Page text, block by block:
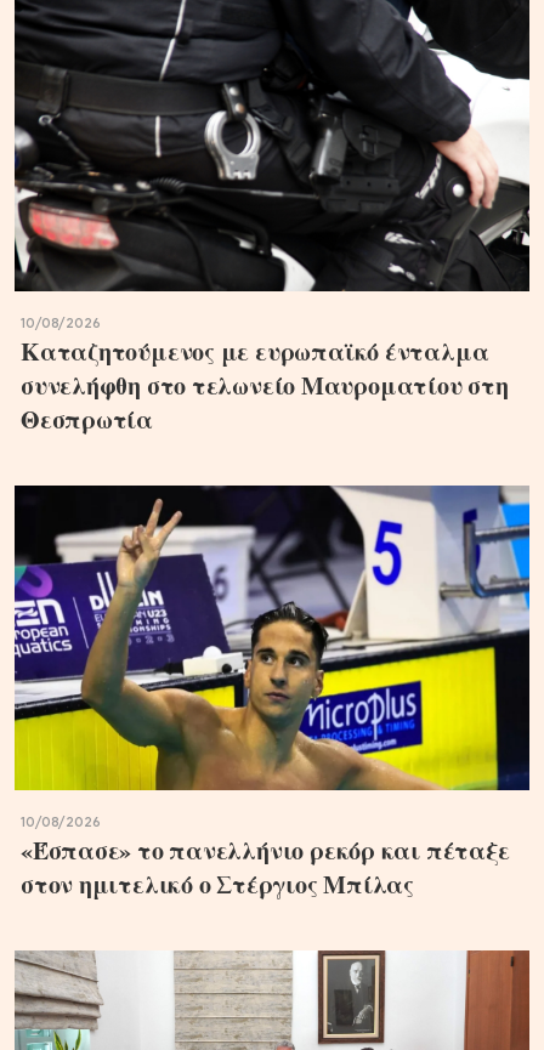
10/08/2026
Καταζητούμενος με ευρωπαϊκό ένταλμα
συνελήφθη στο τελωνείο Μαυροματίου στη
Θεσπρωτία
10/08/2026
«Έσπασε» το πανελλήνιο ρεκόρ και πέταξε
στον ημιτελικό ο Στέργιος Μπίλας